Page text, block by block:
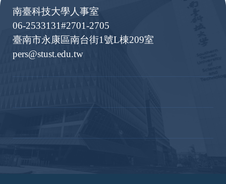
南臺科技大學人事室
06-2533131#2701-2705
臺南市永康區南台街1號L棟209室
pers@stust.edu.tw